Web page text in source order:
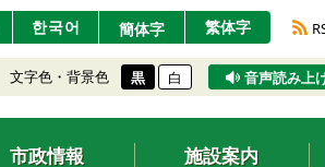
한국어 簡体字 繁体字
文字色・背景色 黒 白 音声読み上
市政情報 施設案内